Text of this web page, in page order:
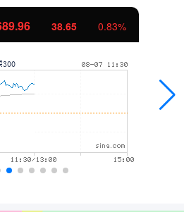
38.65 0.83%